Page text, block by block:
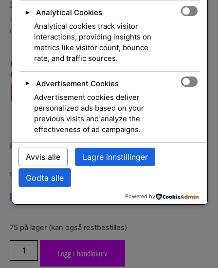
Hjem
rekvisita
/ Rekvisita Tonerkassetter
/ 220X Cyan
Original Laserjet
220X Cyan Original
Laserjet
HP 220X Cyan Original LaserJet Toner Cartridge
SKU W2201X Kategori:
kr eksl. mva.
75 på lager (kan også restbestilles)
Legg i handlekurv
►
Analytical Cookies
Analytical cookies track visitor
interactions, providing insights on
metrics like visitor count, bounce
rate, and traffic sources.
►
Advertisement Cookies
Advertisement cookies deliver
personalized ads based on your
previous visits and analyze the
effectiveness of ad campaigns.
Avvis alle Lagre innstillinger
Godta alle
Powered by